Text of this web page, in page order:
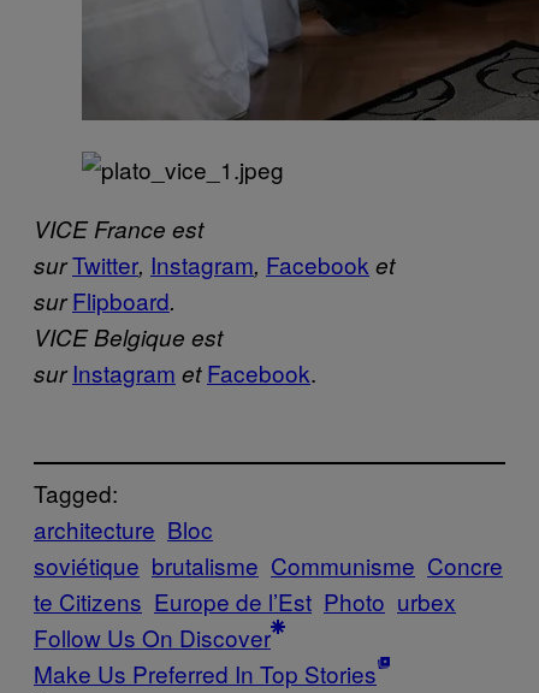
VICE France est
surTwitter, Instagram, Facebook et
sur Flipboard.
VICE Belgique est
sur Instagram et Facebook.
Tagged:
architecture Bloc
soviétique brutalisme Communisme Concre
te Citizens Europe de l’Est Photo urbex
Follow Us On Discover
Make Us Preferred In Top Stories